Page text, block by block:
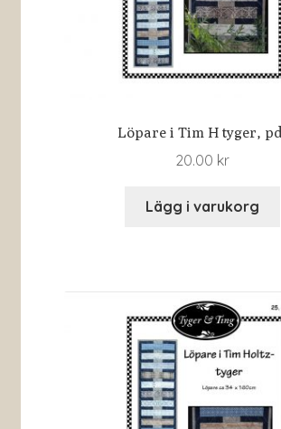
Löpare i Tim H tyger,
20.00 kr
Lägg i varukorg